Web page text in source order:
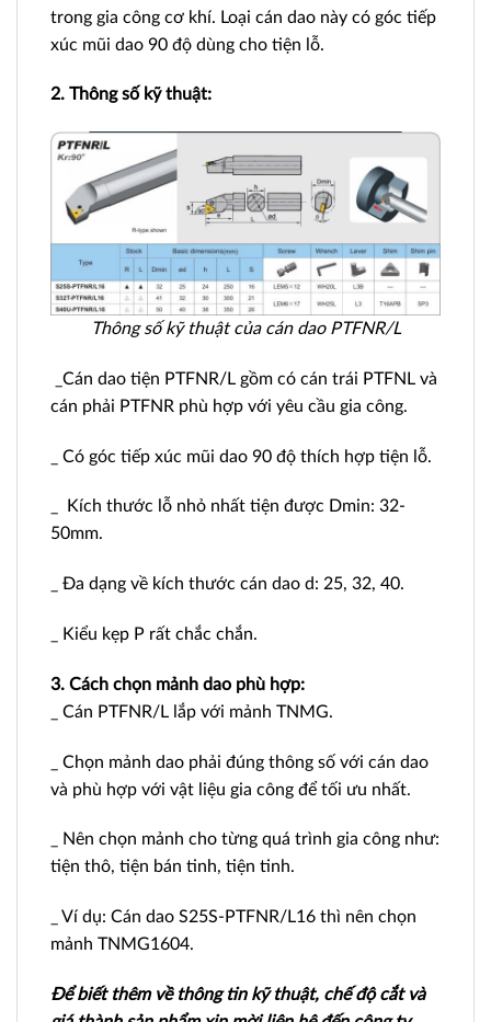
trong gia công cơ khí. Loại cán dao này có góc tiếp
xúc mũi dao 90 độ dùng cho tiện lỗ.
2. Thông số kỹ thuật:
Thông số kỹ thuật của cán dao PTFNR/L
_Cán dao tiện PTFNR/L gồm có cán trái PTFNL và
cán phải PTFNR phù hợp với yêu cầu gia công.
_ Có góc tiếp xúc mũi dao 90 độ thích hợp tiện lỗ.
_ Kích thước lỗ nhỏ nhất tiện được Dmin: 32-
50mm.
_ Đa dạng về kích thước cán dao d: 25, 32, 40.
_ Kiểu kẹp P rất chắc chắn.
3. Cách chọn mảnh dao phù hợp:
_ Cán PTFNR/L lắp với mảnh TNMG.
_ Chọn mảnh dao phải đúng thông số với cán dao
và phù hợp với vật liệu gia công để tối ưu nhất.
_ Nên chọn mảnh cho từng quá trình gia công như:
tiện thô, tiện bán tinh, tiện tinh.
_ Ví dụ: Cán dao S25S-PTFNR/L16 thì nên chọn
mảnh TNMG1604.
Để biết thêm về thông tin kỹ thuật, chế độ cắt và